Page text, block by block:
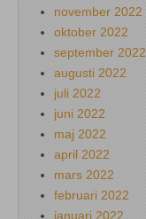
november 2022
oktober 2022
september 2022
augusti 2022
juli 2022
juni 2022
maj 2022
april 2022
mars 2022
februari 2022
januari 2022